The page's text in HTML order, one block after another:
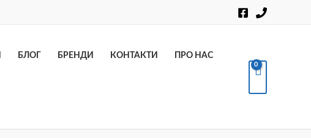
БЛОГ БРЕНДИ КОНТАКТИ ПРО НАС